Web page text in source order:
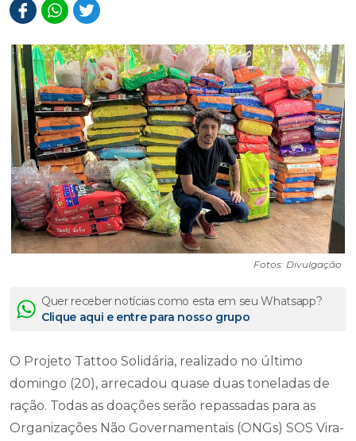
Fotos: Divulgação
Quer receber notícias como esta em seu Whatsapp?
Clique aqui e entre para nosso grupo
O Projeto Tattoo Solidária, realizado no último
domingo (20), arrecadou quase duas toneladas de
ração. Todas as doações serão repassadas para as
Organizações Não Governamentais (ONGs) SOS Vira-